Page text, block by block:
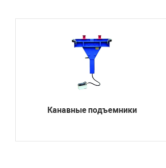
Канавные подъемники